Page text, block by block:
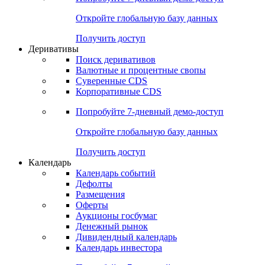
Откройте глобальную базу данных
Получить доступ
Деривативы
Поиск деривативов
Валютные и процентные свопы
Суверенные CDS
Корпоративные CDS
Попробуйте 7-дневный демо-доступ
Откройте глобальную базу данных
Получить доступ
Календарь
Календарь событий
Дефолты
Размещения
Оферты
Аукционы госбумаг
Денежный рынок
Дивидендный календарь
Календарь инвестора